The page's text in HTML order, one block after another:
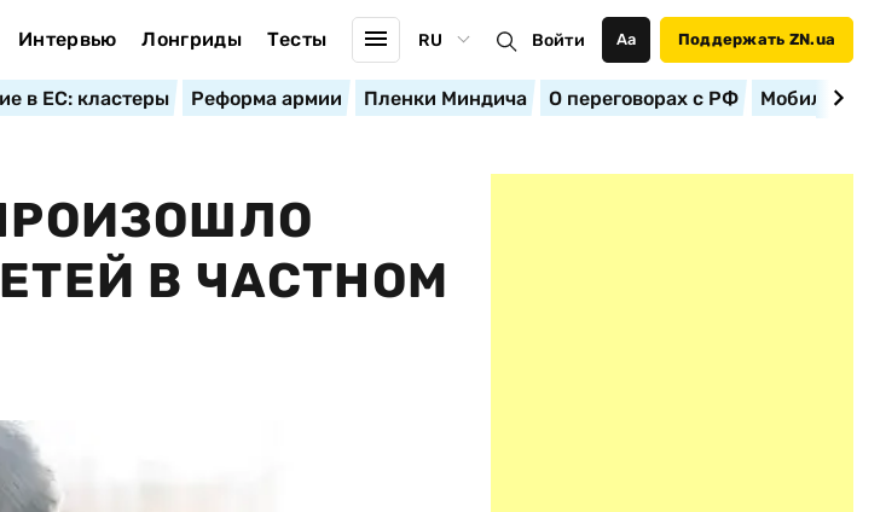
Интервью Лонгриды Тесты RU Войти Аа Поддержать ZN.ua
в ЕС: кластеры Реформа армии Пленки Миндича О переговорах с РФ
В ЧАСТНОМ